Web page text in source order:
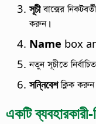
সূচীবাক্সের নিকটবর্তী
করুন।
Name box
নতুন সূচীতে
সন্নিবেশক্লিক
একটি